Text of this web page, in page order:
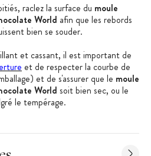
raclez la surface du moule
World afin que les rebords
bien se souder.
et cassant, il est important de
et de respecter la courbe de
et de s'assurer que le moule
World soit bien sec, ou le
le tempérage.
bonbons en chocolat ou
faut un matériel adapté et de